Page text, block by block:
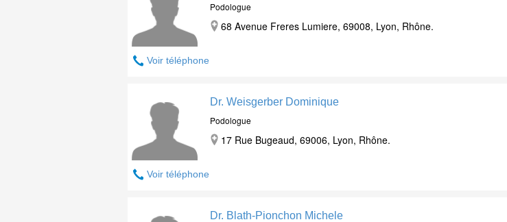
Voir téléphone
Podologue
68 Avenue Freres Lumiere, 69008, Lyon, Rhône.
Voir téléphone
Dr. Weisgerber Dominique
Podologue
17 Rue Bugeaud, 69006, Lyon, Rhône.
Dr. Blath-Pionchon Michele